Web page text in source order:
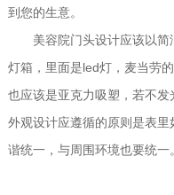
到您的生意。
美容院门头设计应该以简
灯箱，里面是led灯，麦当劳
也应该是亚克力吸塑，若不
外观设计应遵循的原则是表
谐统一，与周围环境也要统一。